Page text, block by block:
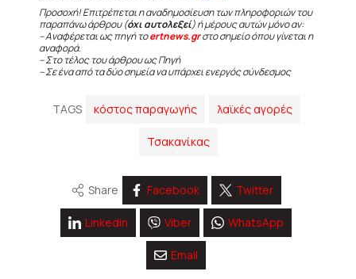
Προσοχή! Επιτρέπεται η αναδημοσίευση των πληροφοριών του
παραπάνω άρθρου (όχι αυτολεξεί) ή μέρους αυτών μόνο αν:
– Αναφέρεται ως πηγή τοertnews.grστο σημείο όπου γίνεται η
αναφορά.
– Στο τέλος του άρθρου ως Πηγή
– Σε ένα από τα δύο σημεία να υπάρχει ενεργός σύνδεσμος
TAGS κόστος παραγωγής λαϊκές αγορές
Τσακανίκας
Share Facebook Twitter
Linkedin Viber WhatsApp
Email